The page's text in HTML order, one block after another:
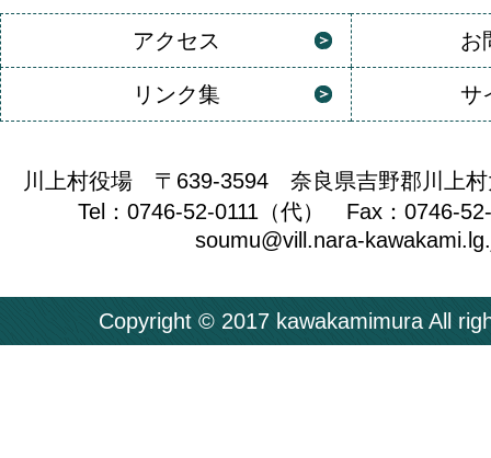
アクセス お
リンク集 サ
川上村役場 〒639-3594 奈良県吉野郡川上村
Tel：0746-52-0111（代） Fax：0746-
soumu@vill.nara-
Copyright © 2017 kawakamimura All